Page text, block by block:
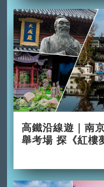
高鐵沿線遊｜南
舉考場 探《紅樓